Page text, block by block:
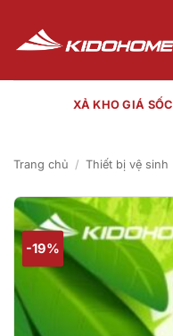
nội
dung
XẢ KHO GIÁ SỐC
Trang chủ / Thiết bị vệ sinh
-19%